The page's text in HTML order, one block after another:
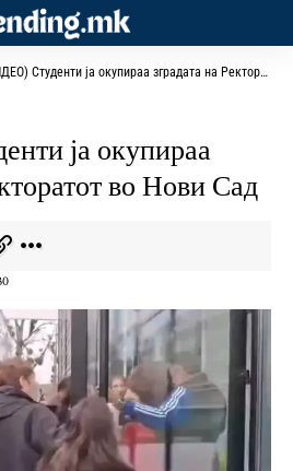
Студенти ја окупираа зградата на Ректоратот во Нови Сад
ја окупираа
во Нови Сад